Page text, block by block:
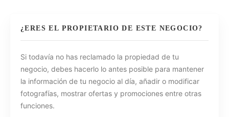
¿ERES EL PROPIETARIO DE ESTE NEGOCIO?
Si todavía no has reclamado la propiedad de tu
negocio, debes hacerlo lo antes posible para mantener
la información de tu negocio al día, añadir o modificar
fotografías, mostrar ofertas y promociones entre otras
funciones.